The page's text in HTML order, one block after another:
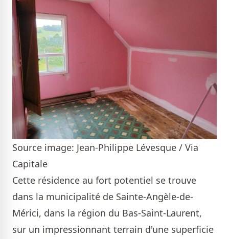
Source image: Jean-Philippe Lévesque / Via
Capitale
Cette résidence au fort potentiel se trouve
dans la municipalité de Sainte-Angèle-de-
Mérici, dans la région du Bas-Saint-Laurent,
sur un impressionnant terrain d'une superficie